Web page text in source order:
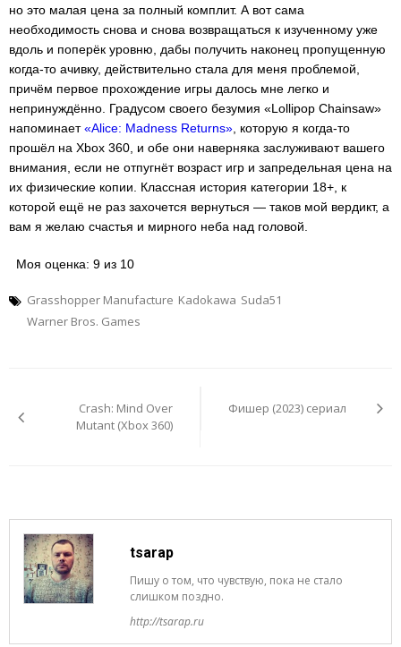
но это малая цена за полный комплит. А вот сама
необходимость снова и снова возвращаться к изученному уже
вдоль и поперёк уровню, дабы получить наконец пропущенную
когда-то ачивку, действительно стала для меня проблемой,
причём первое прохождение игры далось мне легко и
непринуждённо. Градусом своего безумия «Lollipop Chainsaw»
напоминает«Alice: Madness Returns» , которую я когда-то
прошёл на Xbox 360, и обе они наверняка заслуживают вашего
внимания, если не отпугнёт возраст игр и запредельная цена на
их физические копии. Классная история категории 18+, к
которой ещё не раз захочется вернуться — таков мой вердикт, а
вам я желаю счастья и мирного неба над головой.
Моя оценка: 9 из 10
Grasshopper Manufacture Kadokawa Suda51
Warner Bros. Games
записямCrash: Mind Over
Mutant (Xbox 360)
Фишер (2023) сериал
tsarap
Пишу о том, что чувствую, пока не стало
слишком поздно.
http://tsarap.ru